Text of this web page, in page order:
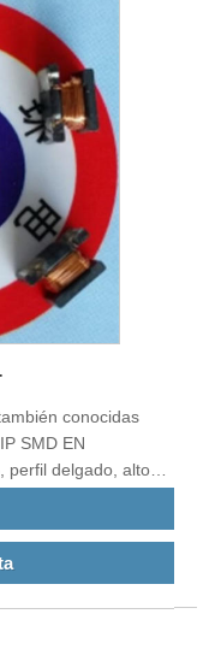
conocidas
SMD EN
perfil delgado, alto
bajo precio,